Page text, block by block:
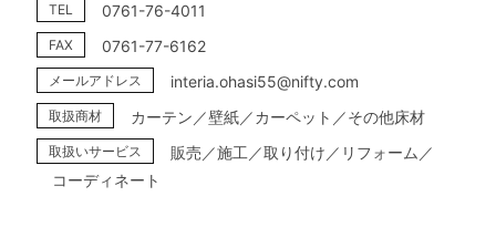
TEL 0761-76-4011
FAX 0761-77-6162
メールアドレス interia.ohasi55@nifty.com
取扱商材 カーテン／壁紙／カーペット／その他床材
取扱いサービス
販売／施工／取り付け／リフォーム／
コーディネート